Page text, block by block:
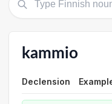
kammio
Declension